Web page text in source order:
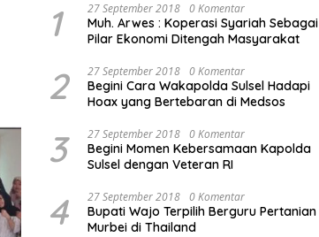
1 27 September 2018 0 Komentar
Muh. Arwes : Koperasi Syariah Sebagai
Pilar Ekonomi Ditengah Masyarakat
2 27 September 2018 0 Komentar
Begini Cara Wakapolda Sulsel Hadapi
Hoax yang Bertebaran di Medsos
3 27 September 2018 0 Komentar
Begini Momen Kebersamaan Kapolda
Sulsel dengan Veteran RI
4 27 September 2018 0 Komentar
Bupati Wajo Terpilih Berguru Pertanian
Murbei di Thailand